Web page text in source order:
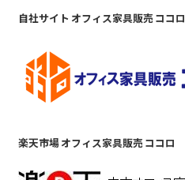
自社サイト オフィス家具販売 ココロ
楽天市場 オフィス家具販売 ココロ